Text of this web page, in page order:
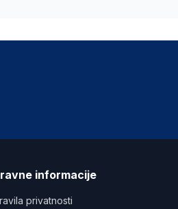
informacije
privatnosti